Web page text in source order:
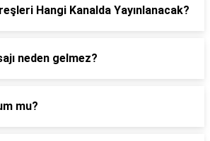
Hangi Kanalda Yayınlanacak?
neden gelmez?
mu?